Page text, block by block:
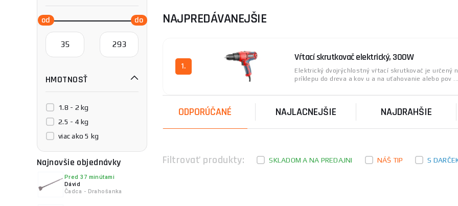
HMOTNOSŤ
1.8 - 2 kg
2.5 - 4 kg
viac ako 5 kg
Najnovšie objednávky
Pred 37 minútami
Dávid
Čadca - Drahošanka
NAJPREDÁVANEJŠIE
1.
Vŕtací skrutkovač elektrický, 300W
Elektrický dvojrýchlostný vŕtací skrutkovač je určený
príklepu do dreva a kov u a na uťahovanie alebo pov
ODPORÚČANÉ NAJLACNEJŠIE NAJDRAHŠIE
Filtrovať produkty: SKLADOM A NA PREDAJNI NÁŠ TIP S